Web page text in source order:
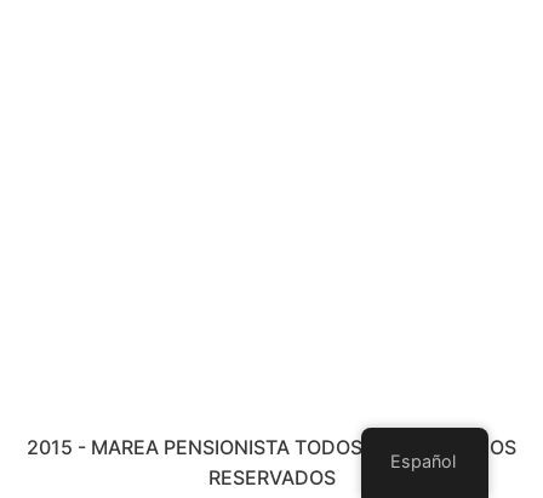
2015 - MAREA PENSIONISTA TODOS LOS DERECHOS
RESERVADOS
Español